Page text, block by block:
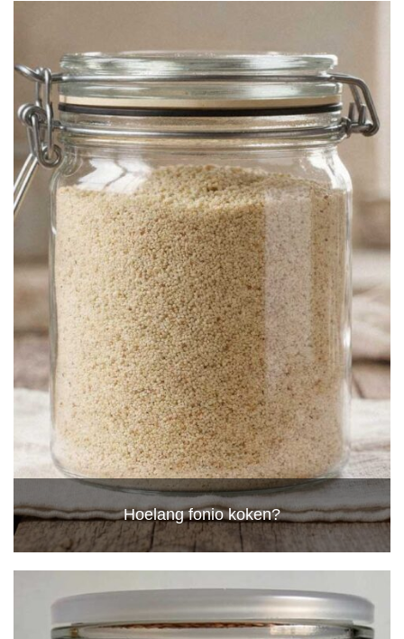
Hoelang fonio koken?